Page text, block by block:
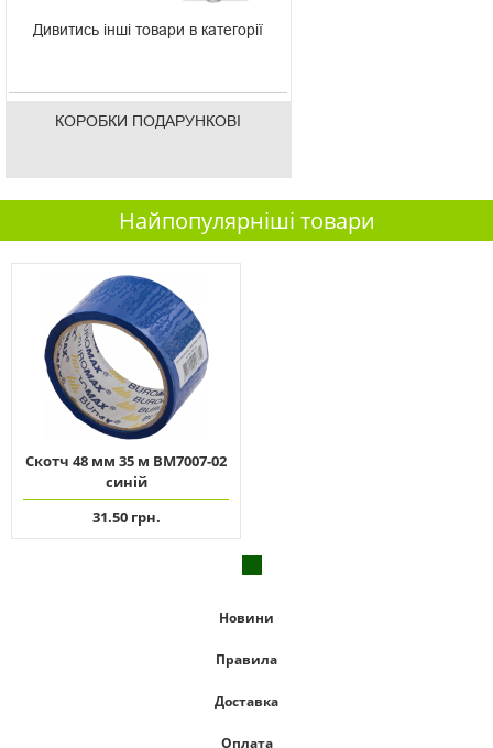
Дивитись інші товари в категорії
КОРОБКИ ПОДАРУНКОВІ
Найпопулярніші товари
Скотч 48 мм 35 м ВМ7007-02
синій
31.50 грн.
Новини
Правила
Доставка
Оплата